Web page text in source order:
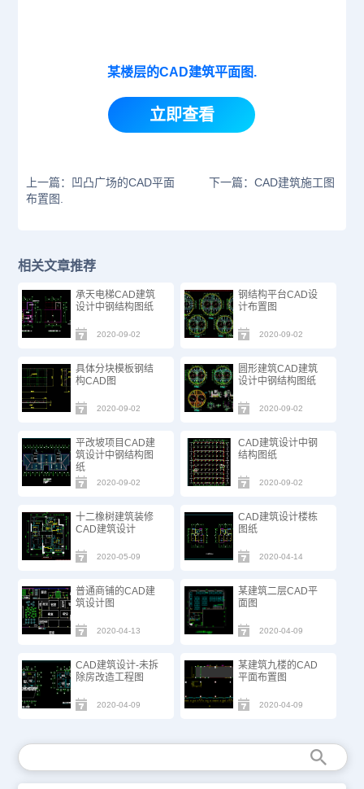
某楼层的CAD建筑平面图.
立即查看
上一篇：凹凸广场的CAD平面
布置图.
下一篇：CAD建筑施工图
相关文章推荐
承天电梯CAD建筑
设计中钢结构图纸
2020-09-02
钢结构平台CAD设
计布置图
2020-09-02
具体分块模板钢结
构CAD图
2020-09-02
圆形建筑CAD建筑
设计中钢结构图纸
2020-09-02
平改坡项目CAD建
筑设计中钢结构图
纸
2020-09-02
CAD建筑设计中钢
结构图纸
2020-09-02
十二橡树建筑装修
CAD建筑设计
2020-05-09
CAD建筑设计楼栋
图纸
2020-04-14
普通商铺的CAD建
筑设计图
2020-04-13
某建筑二层CAD平
面图
2020-04-09
CAD建筑设计-未拆
除房改造工程图
2020-04-09
某建筑九楼的CAD
平面布置图
2020-04-09